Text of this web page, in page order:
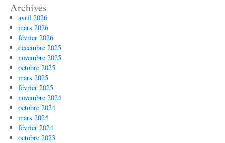
Archives
avril 2026
mars 2026
février 2026
décembre 2025
novembre 2025
octobre 2025
mars 2025
février 2025
novembre 2024
octobre 2024
mars 2024
février 2024
octobre 2023